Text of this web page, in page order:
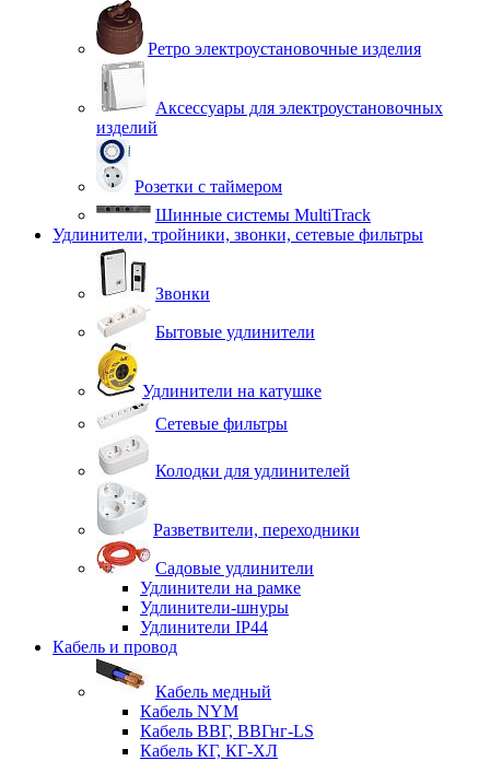
Ретро электроустановочные изделия
Аксессуары для электроустановочных
изделий
Розетки с таймером
Шинные системы MultiTrack
Удлинители, тройники, звонки, сетевые фильтры
Звонки
Бытовые удлинители
Удлинители на катушке
Сетевые фильтры
Колодки для удлинителей
Разветвители, переходники
Садовые удлинители
Удлинители на рамке
Удлинители-шнуры
Удлинители IP44
Кабель и провод
Кабель медный
Кабель NYM
Кабель ВВГ, ВВГнг-LS
Кабель КГ, КГ-ХЛ